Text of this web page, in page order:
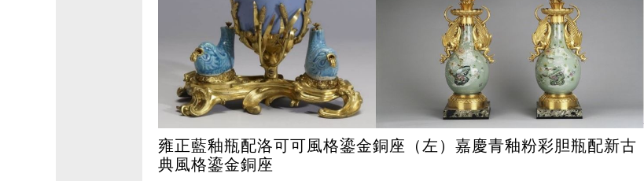
雍正藍釉瓶配洛可可風格鎏金銅座（左）嘉慶青釉粉彩胆瓶配新古
典風格鎏金銅座